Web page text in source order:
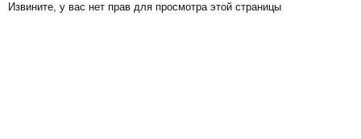
Извините, у вас нет прав для просмотра этой страницы